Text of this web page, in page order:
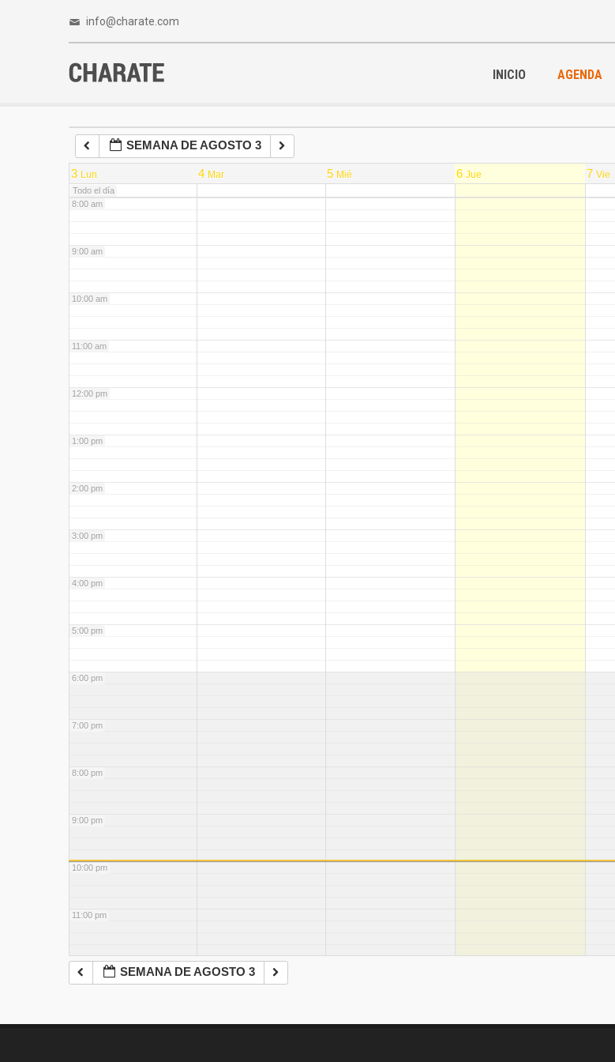
info@charate.com
INICIO AGENDA
SEMANA DE AGOSTO 3
3 Lun 4 Mar 5 Mié 6 Jue 7 Vie
Todo el día
5:00 am
7:00 am
8:00 am
9:00 am
10:00 am
11:00 am
12:00 pm
1:00 pm
2:00 pm
3:00 pm
4:00 pm
5:00 pm
6:00 pm
7:00 pm
8:00 pm
9:00 pm
10:00 pm
11:00 pm
SEMANA DE AGOSTO 3